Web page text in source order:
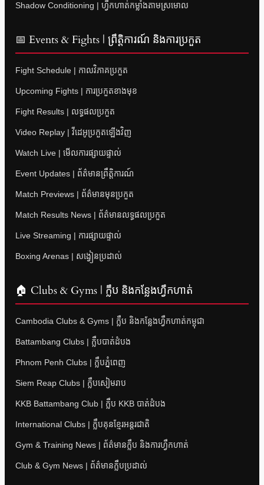
Shadow Conditioning | ហ្វឹកហាត់កម្លាំងតាមស្រមោល
📅 Events & Fights | ព្រឹត្តិការណ៍ និងការប្រកួត
Fight Schedule | កាលវិភាគប្រកួត
Upcoming Fights | ការប្រកួតខាងមុខ
Fight Results | លទ្ធផលប្រកួត
Video Replay | វីដេអូប្រកួតឡើងវិញ
Watch Live | មើលការផ្សាយផ្ទាល់
Event Updates | ព័ត៌មានព្រឹត្តិការណ៍
Match Previews | ព័ត៌មានមុនប្រកួត
Match Results News | ព័ត៌មានលទ្ធផលប្រកួត
Live Streaming | ការផ្សាយផ្ទាល់
Boxing Arenas | សង្វៀនប្រដាល់
🏠 Clubs & Gyms | ក្លឹប និងកន្លែងហ្វឹកហាត់
Cambodia Clubs & Gyms | ក្លឹប និងកន្លែងហ្វឹកហាត់កម្ពុជា
Battambang Clubs | ក្លឹបបាត់ដំបង
Phnom Penh Clubs | ក្លឹបភ្នំពេញ
Siem Reap Clubs | ក្លឹបសៀមរាប
KKB Battambang Club | ក្លឹប KKB បាត់ដំបង
International Clubs | ក្លឹបគុនខ្មែរអន្តរជាតិ
Gym & Training News | ព័ត៌មានក្លឹប និងការហ្វឹកហាត់
Club & Gym News | ព័ត៌មានក្លឹបប្រដាល់